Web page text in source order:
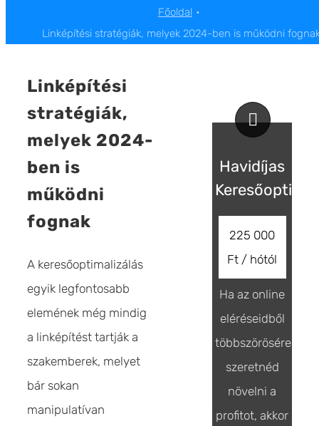
Főoldal
Linképítési stratégiák, melyek 2024-ben is működni
Linképítési
stratégiák,
melyek 2024-
ben is
működni
fognak
A keresőoptimalizálás
egyik legfontosabb
elemének még mindig
a linképítést tartják a
szakemberek, melyet
bár sokan
manipulatívan
Havidíjas
225 000
Ft / hótól
Ha az online
eléréseidből
többszörösére
szeretnéd
növelni a
profitot, akkor